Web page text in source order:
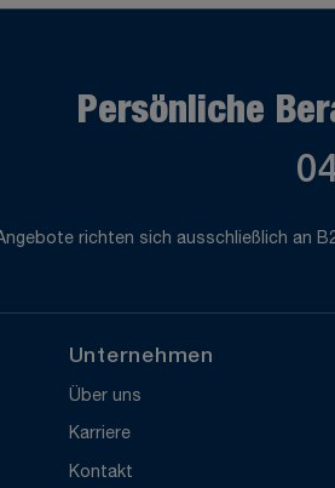
Persönliche
richten sich ausschließlich an
Unternehmen
Über uns
Karriere
Kontakt